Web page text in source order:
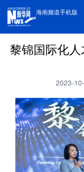
海南频道手机版
黎锦国际化
2023-